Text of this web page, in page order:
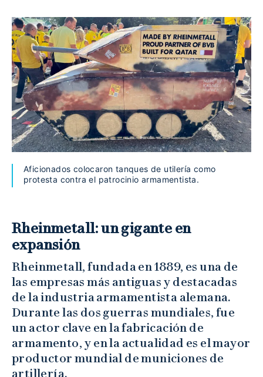
Aficionados colocaron tanques de utilería como
protesta contra el patrocinio armamentista.
Rheinmetall: un gigante en
expansión
Rheinmetall, fundada en 1889, es una de
las empresas más antiguas y destacadas
de la industria armamentista alemana.
Durante las dos guerras mundiales, fue
un actor clave en la fabricación de
armamento, y en la actualidad es el mayor
productor mundial de municiones de
artillería.